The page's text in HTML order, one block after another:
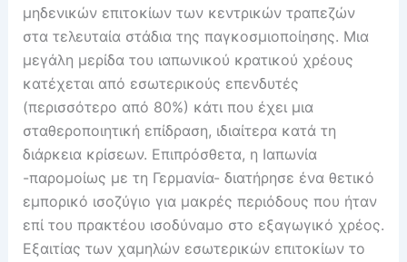
μηδενικών επιτοκίων των κεντρικών τραπεζών
στα τελευταία στάδια της παγκοσμιοποίησης. Μια
μεγάλη μερίδα του ιαπωνικού κρατικού χρέους
κατέχεται από εσωτερικούς επενδυτές
(περισσότερο από 80%) κάτι που έχει μια
σταθεροποιητική επίδραση, ιδιαίτερα κατά τη
διάρκεια κρίσεων. Επιπρόσθετα, η Ιαπωνία
-παρομοίως με τη Γερμανία- διατήρησε ένα θετικό
εμπορικό ισοζύγιο για μακρές περιόδους που ήταν
επί του πρακτέου ισοδύναμο στο εξαγωγικό χρέος.
Εξαιτίας των χαμηλών εσωτερικών επιτοκίων το